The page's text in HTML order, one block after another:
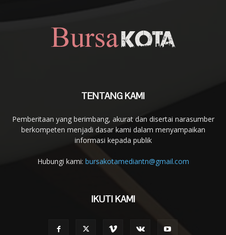
TENTANG KAMI
Pemberitaan yang berimbang, akurat dan disertai narasumber
berkompeten menjadi dasar kami dalam menyampaikan
informasi kepada publik
Hubungi kami: bursakotamediantn@gmail.com
IKUTI KAMI